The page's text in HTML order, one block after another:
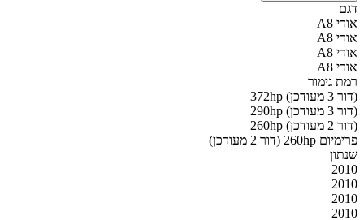
דגם
אודי A8
אודי A8
אודי A8
אודי A8
רמת גימור
372hp (דור 3 מעודכן)
290hp (דור 3 מעודכן)
260hp (דור 2 מעודכן)
פרימיום 260hp (דור 2 מעודכן)
שנתון
2010
2010
2010
2010